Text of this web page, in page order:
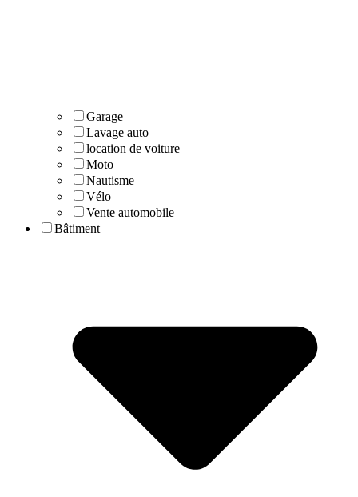
Garage
Lavage auto
location de voiture
Moto
Nautisme
Vélo
Vente automobile
Bâtiment